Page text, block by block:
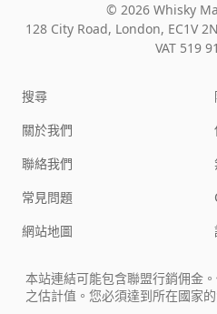
© 2026 Whisky
128 City Road, London, EC1V
VAT 519
搜尋
關於我們
聯絡我們
常見問題
網站地圖
本站連結可能包含聯盟行銷佣金
之估計值。您必須達到所在國家